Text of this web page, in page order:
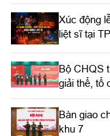
Xúc động
liệt sĩ tại
Bộ CHQS
giải thể, tổ
Bàn giao
khu 7